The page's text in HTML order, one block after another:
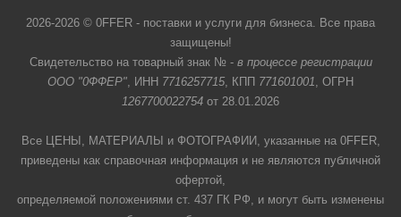
2026-2026 © 0FFER - поставки и услуги для бизнеса. Все права
защищены!
Свидетельство на товарный знак № - в процессе регистрации
ООО "0ФФЕР", ИНН 7716257715, КПП 771601001, ОГРН
1267700022754 от 28.01.2026
Все ЦЕНЫ, МАТЕРИАЛЫ и ФОТОГРАФИИ, указанные на 0FFER,
приведены как справочная информация и не являются публичной
офертой,
определяемой положениями ст. 437 ГК РФ, и могут быть изменены